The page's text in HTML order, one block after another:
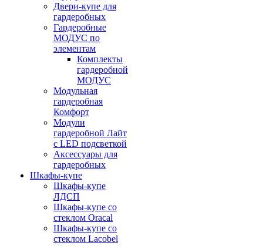
Двери-купе для
гардеробных
Гардеробные
МОДУС по
элементам
Комплекты
гардеробной
МОДУС
Модульная
гардеробная
Комфорт
Модули
гардеробной Лайт
с LED подсветкой
Аксессуары для
гардеробных
Шкафы-купе
Шкафы-купе
ЛДСП
Шкафы-купе со
стеклом Oracal
Шкафы-купе со
стеклом Lacobel